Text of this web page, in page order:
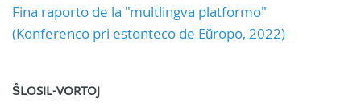
Fina raporto de la "multlingva platformo"
(Konferenco pri estonteco de Eŭropo, 2022)
ŜLOSIL-VORTOJ